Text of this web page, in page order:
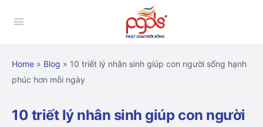
Home » Blog » 10 triết lý nhân sinh giúp con người sống hạnh
phúc hơn mỗi ngày
10 triết lý nhân sinh giúp con người